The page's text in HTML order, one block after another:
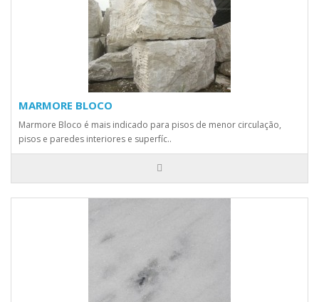
MARMORE BLOCO
Marmore Bloco é mais indicado para pisos de menor circulação,
pisos e paredes interiores e superfíc..